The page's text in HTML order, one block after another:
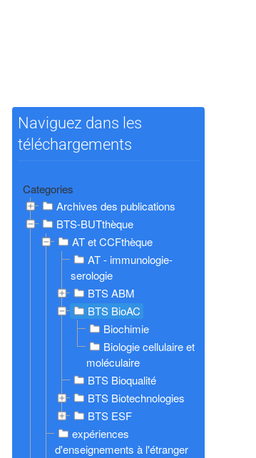
Naviguez dans les
téléchargements
Categories
Archives des publications
BTS-BUTthèque
AT et CCFthèque
AT - immunologie-
serologie
BTS ABM
BTS BioAC
Biochimie
Biologie cellulaire et
moléculaire
BTS Bioqualité
BTS Biotechnologies
BTS ESF
expériences
d'enseignements à l'étranger